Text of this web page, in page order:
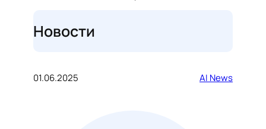
Новости
01.06.2025 AI News